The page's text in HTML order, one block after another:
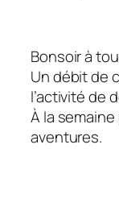
Bonsoir à
Un débit de
l’activité de
À la
aventures.